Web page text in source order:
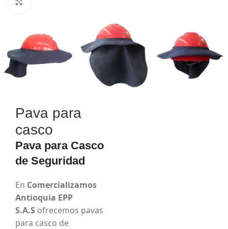
Pava para
casco
Pava para Casco
de Seguridad
En Comercializamos
Antioquia EPP
S.A.S ofrecemos pavas
para casco de